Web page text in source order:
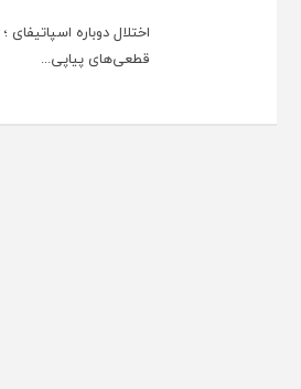
اختلال دوباره اسپاتیفای ؛
قطعی‌های پیاپی...